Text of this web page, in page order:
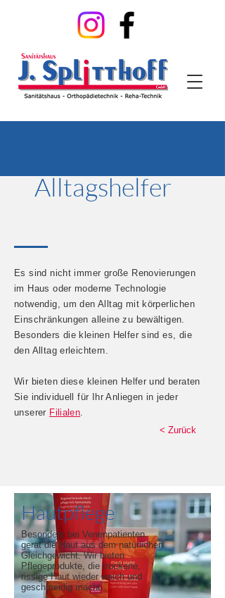
Alltagshelfer
Es sind nicht immer große Renovierungen
im Haus oder moderne Technologie
notwendig, um den Alltag mit körperlichen
Einschränkungen alleine zu bewältigen.
Besonders die kleinen Helfer sind es, die
den Alltag erleichtern.
Wir bieten diese kleinen Helfer und beraten
Sie individuell für Ihr Anliegen in jeder
unserer Filialen.
< Zurück
Hautpflege
Besonders bei Venenpatienten
gerät die Haut aus dem natürlichen
Gleichgewicht. Wir bieten
Pflegeprodukte, die trockene,
rissige Haut wieder weich und
geschmeidig macht.